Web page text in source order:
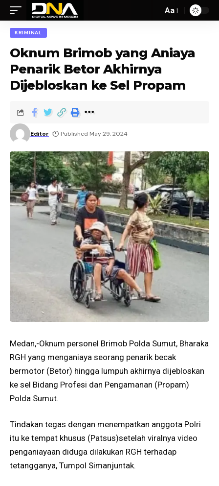
Aa
KRIMINAL
Oknum Brimob yang Aniaya
Penarik Betor Akhirnya
Dijebloskan ke Sel Propam
Editor Published May 29, 2024
Medan,-Oknum personel Brimob Polda Sumut, Bharaka
RGH yang menganiaya seorang penarik becak
bermotor (Betor) hingga lumpuh akhirnya dijebloskan
ke sel Bidang Profesi dan Pengamanan (Propam)
Polda Sumut.
Tindakan tegas dengan menempatkan anggota Polri
itu ke tempat khusus (Patsus)setelah viralnya video
penganiayaan diduga dilakukan RGH terhadap
tetangganya, Tumpol Simanjuntak.